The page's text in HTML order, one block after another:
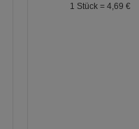
1 Stück = 4, 69 €